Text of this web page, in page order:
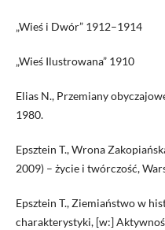
„Wieś i Dwór” 1912–1914
„Wieś Ilustrowana” 1910
Elias N., Przemiany
1980.
Epsztein T., Wrona
2009) – życie i twórczość,
Epsztein T., Ziemiaństwo w
charakterystyki, [w:]